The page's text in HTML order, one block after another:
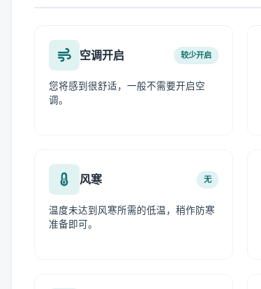
空调开启 较少开启
您将感到很舒适，一般不需要开启空
调。
风寒 无
温度未达到风寒所需的低温，稍作防寒
准备即可。